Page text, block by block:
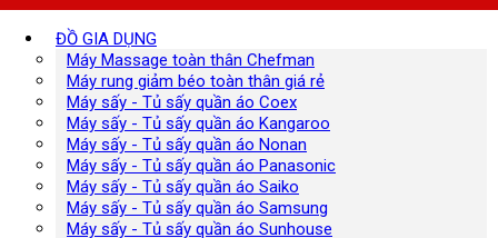
ĐỒ GIA DỤNG
Máy Massage toàn thân Chefman
Máy rung giảm béo toàn thân giá rẻ
Máy sấy - Tủ sấy quần áo Coex
Máy sấy - Tủ sấy quần áo Kangaroo
Máy sấy - Tủ sấy quần áo Nonan
Máy sấy - Tủ sấy quần áo Panasonic
Máy sấy - Tủ sấy quần áo Saiko
Máy sấy - Tủ sấy quần áo Samsung
Máy sấy - Tủ sấy quần áo Sunhouse